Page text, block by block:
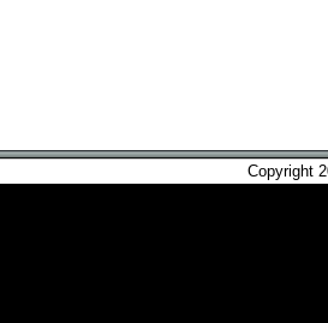
Copyright